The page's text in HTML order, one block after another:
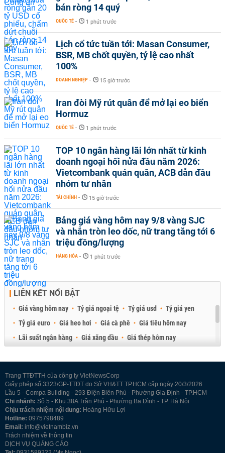
bán ròng 14 quý
QUỐC TẾ - 1 phút trước
Lịch cổ tức tuần tới: Masan Consumer,
BSR, MB chốt quyền, tỷ lệ cao nhất
100%
DOANH NGHIỆP - 15 giờ trước
Iran đòi Mỹ rút quân để mở lại eo biển
Hormuz
QUỐC TẾ - 1 phút trước
TOP 10 ngân hàng lãi lớn nhất từ kinh
doanh ngoại hối nửa đầu năm 2026:
Vietcombank quán quân, ACB dẫn đầu
nhóm tư nhân
TÀI CHÍNH - 15 giờ trước
Bảng giá vàng hôm nay 9/8 vàng SJC
và nhẫn tròn leo dốc, nữ trang tăng tới 6
triệu đồng/lượng
HÀNG HÓA - 1 phút trước
LIÊN KẾT NỔI BẬT
Giá vàng hôm nay Tỷ giá ngoại tệ Tỷ giá usd
Tỷ giá yen
Tỷ giá euro
Giá heo hơi Giá cà phê
Giá tiêu hôm nay
Lãi suất ngân hàng
Giá xăng dầu
Giá thép hôm nay
Trang TTĐTTH của công ty VietNewsCorp
Giấy phép số 3323/GP-TTĐT do Sở VH&TT TP.HCM cấp ngày 20/3/2026
Lầu 5 - Compa Building - 293 Điện Biên Phủ - Phường Gia Định - TP.HCM
Chi nhánh: Số 5 - Khu 38A Trần Phú - Phường Ba Đình - TP. Hà Nội
Chịu trách nhiệm nội dung: Hoàng Hữu Lợi
Hotline: 0975798489
Email: info@vietnambiz.vn
Trách nhiệm về thông tin
DỊCH VỤ QUẢNG CÁO